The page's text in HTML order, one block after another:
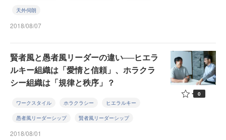
天外伺朗
2018/08/07
賢者風と愚者風リーダーの違い──ヒエラ
ルキー組織は「愛情と信頼」、ホラクラ
シー組織は「規律と秩序」？
ワークスタイル ホラクラシー ヒエラルキー
愚者風リーダーシップ 賢者風リーダーシップ
2018/08/01
0